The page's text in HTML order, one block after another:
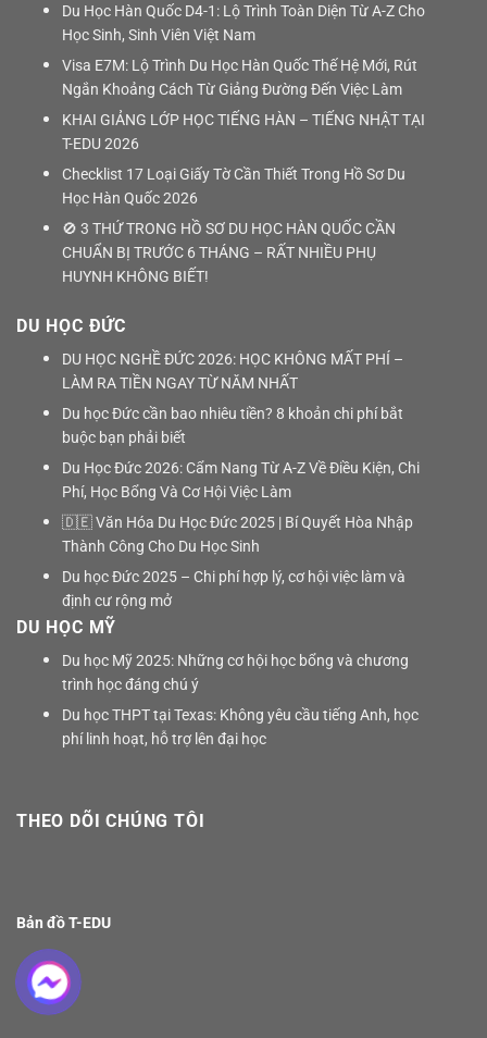
Du Học Hàn Quốc D4-1: Lộ Trình Toàn Diện Từ A-Z Cho
Học Sinh, Sinh Viên Việt Nam
Visa E7M: Lộ Trình Du Học Hàn Quốc Thế Hệ Mới, Rút
Ngắn Khoảng Cách Từ Giảng Đường Đến Việc Làm
KHAI GIẢNG LỚP HỌC TIẾNG HÀN – TIẾNG NHẬT TẠI
T-EDU 2026
Checklist 17 Loại Giấy Tờ Cần Thiết Trong Hồ Sơ Du
Học Hàn Quốc 2026
🚫 3 THỨ TRONG HỒ SƠ DU HỌC HÀN QUỐC CẦN
CHUẨN BỊ TRƯỚC 6 THÁNG – RẤT NHIỀU PHỤ
HUYNH KHÔNG BIẾT!
DU HỌC ĐỨC
DU HỌC NGHỀ ĐỨC 2026: HỌC KHÔNG MẤT PHÍ –
LÀM RA TIỀN NGAY TỪ NĂM NHẤT
Du học Đức cần bao nhiêu tiền? 8 khoản chi phí bắt
buộc bạn phải biết
Du Học Đức 2026: Cẩm Nang Từ A-Z Về Điều Kiện, Chi
Phí, Học Bổng Và Cơ Hội Việc Làm
🇩🇪 Văn Hóa Du Học Đức 2025 | Bí Quyết Hòa Nhập
Thành Công Cho Du Học Sinh
Du học Đức 2025 – Chi phí hợp lý, cơ hội việc làm và
định cư rộng mở
DU HỌC MỸ
Du học Mỹ 2025: Những cơ hội học bổng và chương
trình học đáng chú ý
Du học THPT tại Texas: Không yêu cầu tiếng Anh, học
phí linh hoạt, hỗ trợ lên đại học
THEO DÕI CHÚNG TÔI
Bản đồ T-EDU